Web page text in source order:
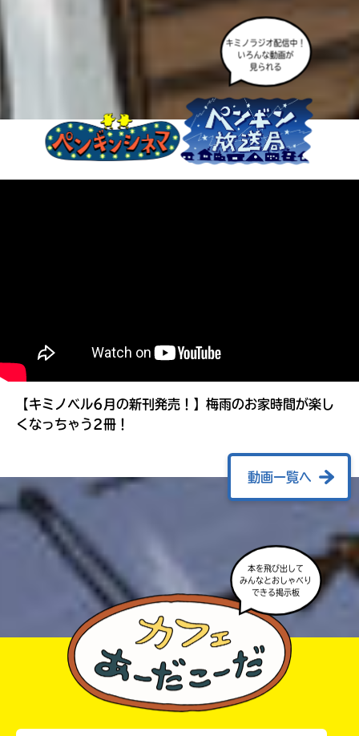
キミノラジオ配信中！
いろんな動画が
見られる
【キミノベル6月の新刊発売！】梅雨のお家時間が楽し
くなっちゃう2冊！
動画一覧へ
みんなとおしゃべり
できる掲示板
度
み
て
ね
る